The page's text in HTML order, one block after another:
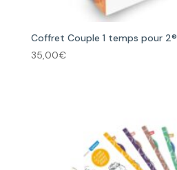
Coffret Couple 1 temps pour 2®
35,00€